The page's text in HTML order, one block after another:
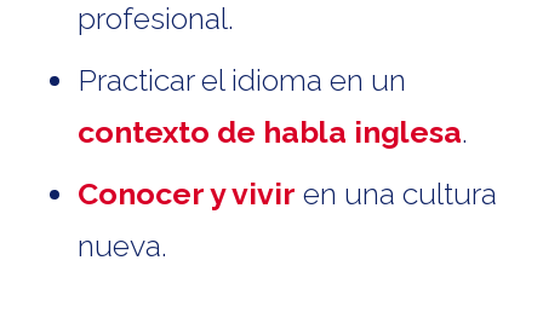
profesional.
Practicar el idioma en un
contexto de habla inglesa.
Conocer y vivir en una cultura
nueva.